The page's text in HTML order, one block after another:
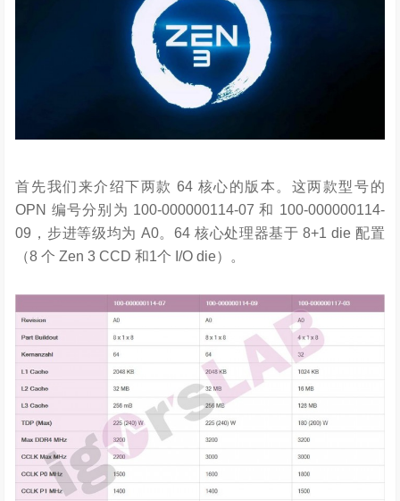
首先我们来介绍下两款 64 核心的版本。这两款型号的
OPN 编号分别为 100-000000114-07 和 100-000000114-
09，步进等级均为 A0。64 核心处理器基于 8+1 die 配置
（8 个 Zen 3 CCD 和1个 I/O die）。